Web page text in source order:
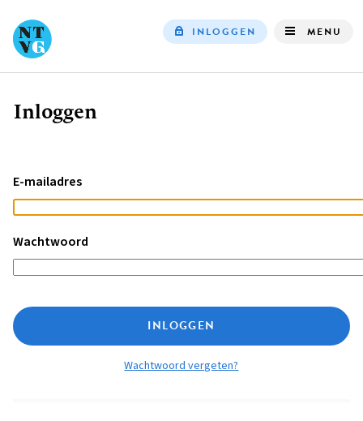
INLOGGEN MENU
Kruimelpad
Inloggen
E-mailadres
Wachtwoord
INLOGGEN
Wachtwoord vergeten?